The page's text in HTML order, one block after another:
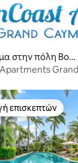
στα 5, 6 κριτικές
στην πόλη Bod
επιλογή
επισκεπτών